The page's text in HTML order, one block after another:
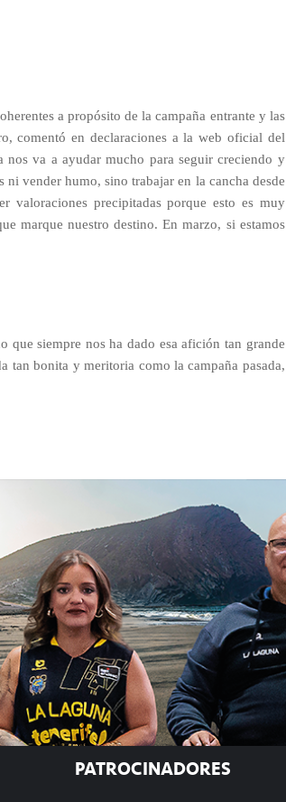
a propósito de la campaña entrante y las
comentó en declaraciones a la web oficial del
nos va a ayudar mucho para seguir creciendo y
ni vender humo, sino trabajar en la cancha desde
valoraciones precipitadas porque esto es muy
marque nuestro destino. En marzo, si estamos
que siempre nos ha dado esa afición tan grande
tan bonita y meritoria como la campaña pasada,
PATROCINADORES